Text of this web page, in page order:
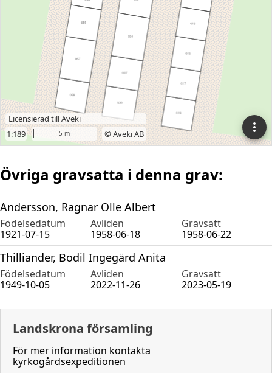
Övriga gravsatta i denna grav:
Andersson, Ragnar Olle Albert
Födelsedatum Avliden
Gravsatt
1921-07-15
1958-06-18 1958-06-22
Thilliander, Bodil Ingegärd Anita
Födelsedatum Avliden
Gravsatt
1949-10-05
2022-11-26 2023-05-19
Landskrona församling
För mer information kontakta
kyrkogårdsexpeditionen